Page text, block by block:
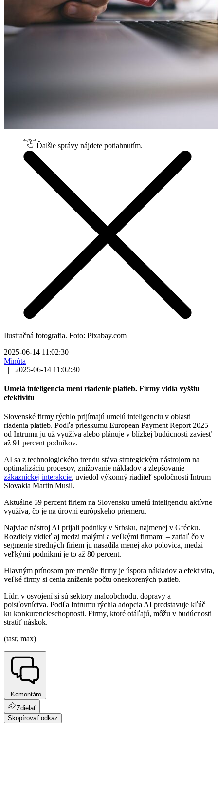
Ďalšie správy nájdete potiahnutím.
Ilustračná fotografia. Foto: Pixabay.com
2025-06-14 11:02:30
Minúta
|
2025-06-14 11:02:30
Umelá inteligencia mení riadenie platieb. Firmy vidia vyššiu
efektivitu
Slovenské firmy rýchlo prijímajú umelú inteligenciu v oblasti
riadenia platieb. Podľa prieskumu European Payment Report 2025
od Intrumu ju už využíva alebo plánuje v blízkej budúcnosti zaviesť
až 91 percent podnikov.
AI sa z technologického trendu stáva strategickým nástrojom na
optimalizáciu procesov, znižovanie nákladov a zlepšovanie
zákazníckej interakcie, uviedol výkonný riaditeľ spoločnosti Intrum
Slovakia Martin Musil.
Aktuálne 59 percent firiem na Slovensku umelú inteligenciu aktívne
využíva, čo je na úrovni európskeho priemeru.
Najviac nástroj AI prijali podniky v Srbsku, najmenej v Grécku.
Rozdiely vidieť aj medzi malými a veľkými firmami – zatiaľ čo v
segmente stredných firiem ju nasadila menej ako polovica, medzi
veľkými podnikmi je to až 80 percent.
Hlavným prínosom pre menšie firmy je úspora nákladov a efektivita,
veľké firmy si cenia zníženie počtu oneskorených platieb.
Lídri v osvojení si sú sektory maloobchodu, dopravy a
poisťovníctva. Podľa Intrumu rýchla adopcia AI predstavuje kľúč
ku konkurencieschopnosti. Firmy, ktoré otáľajú, môžu v budúcnosti
stratiť náskok.
(tasr, max)
Komentáre
Zdielať
Skopírovať odkaz